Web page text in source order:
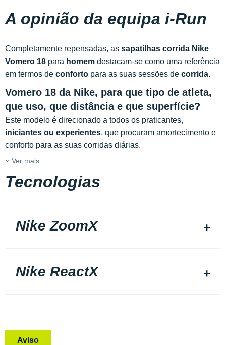
A opinião da equipa i-Run
Completamente repensadas, as sapatilhas corrida Nike
Vomero 18 para homem destacam-se como uma referência
em termos de conforto para as suas sessões de corrida.
Vomero 18 da Nike, para que tipo de atleta,
que uso, que distância e que superfície?
Este modelo é direcionado a todos os praticantes,
iniciantes ou experientes, que procuram amortecimento e
conforto para as suas corridas diárias.
Ver mais
Tecnologias
Nike ZoomX
Nike ReactX
Aviso